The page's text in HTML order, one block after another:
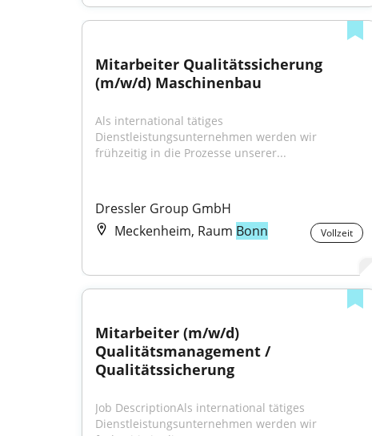
Mitarbeiter Qualitätssicherung
(m/w/d) Maschinenbau
Als international tätiges
Dienstleistungsunternehmen werden wir
frühzeitig in die Prozesse unserer...
Dressler Group GmbH
Meckenheim, Raum Bonn Vollzeit
Mitarbeiter (m/w/d)
Qualitätsmanagement /
Qualitätssicherung
Job DescriptionAls international tätiges
Dienstleistungsunternehmen werden wir